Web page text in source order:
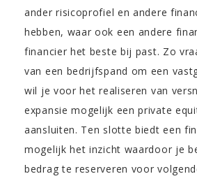
ander risicoprofiel en andere
hebben, waar ook een andere
financier het beste bij past. Zo
van een bedrijfspand om een
wil je voor het realiseren van
expansie mogelijk een private
aansluiten. Ten slotte biedt een
mogelijk het inzicht waardoor je
bedrag te reserveren voor